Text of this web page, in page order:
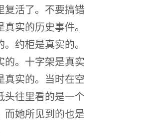
复活了。不要搞错
实的历史事件。
约柜是真实的。
的。十字架是真实
真实的。当时在空
头往里看的是一个
而她所见到的也是